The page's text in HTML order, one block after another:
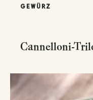
GEWÜRZ
Cannelloni-